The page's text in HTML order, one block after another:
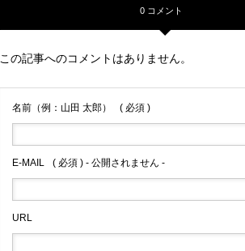
0 コメント
この記事へのコメントはありません。
名前（例：山田 太郎） ( 必須 )
E-MAIL ( 必須 ) - 公開されません -
URL